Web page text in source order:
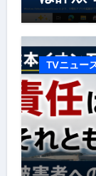
TVニュー